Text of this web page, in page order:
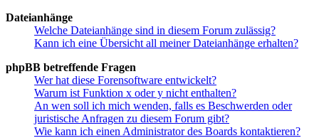
Dateianhänge
Welche Dateianhänge sind in diesem Forum zulässig?
Kann ich eine Übersicht all meiner Dateianhänge erhalten?
phpBB betreffende Fragen
Wer hat diese Forensoftware entwickelt?
Warum ist Funktion x oder y nicht enthalten?
An wen soll ich mich wenden, falls es Beschwerden oder
juristische Anfragen zu diesem Forum gibt?
Wie kann ich einen Administrator des Boards kontaktieren?